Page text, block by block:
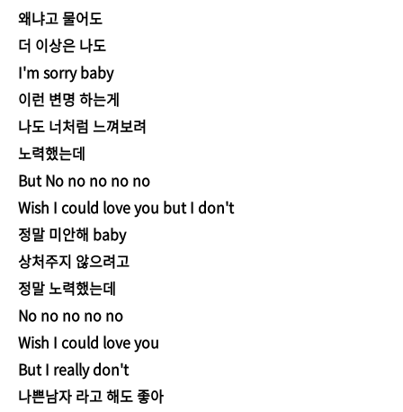
왜냐고 물어도
더 이상은 나도
I'm sorry baby
이런 변명 하는게
나도 너처럼 느껴보려
노력했는데
But No no no no no
Wish I could love you but I don't
정말 미안해 baby
상처주지 않으려고
정말 노력했는데
No no no no no
Wish I could love you
But I really don't
나쁜남자 라고 해도 좋아